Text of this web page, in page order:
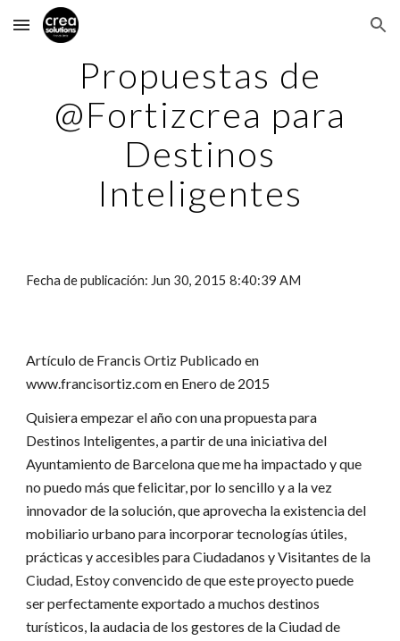
Skip to main content Skip to navigation
Propuestas de
@Fortizcrea para
Destinos
Inteligentes
Fecha de publicación: Jun 30, 2015 8:40:39 AM
Artículo de Francis Ortiz Publicado en
www.francisortiz.com en Enero de 2015
Quisiera empezar el año con una propuesta para
Destinos Inteligentes, a partir de una iniciativa del
Ayuntamiento de Barcelona que me ha impactado y que
no puedo más que felicitar, por lo sencillo y a la vez
innovador de la solución, que aprovecha la existencia del
mobiliario urbano para incorporar tecnologías útiles,
prácticas y accesibles para Ciudadanos y Visitantes de la
Ciudad, Estoy convencido de que este proyecto puede
ser perfectamente exportado a muchos destinos
turísticos, la audacia de los gestores de la Ciudad de